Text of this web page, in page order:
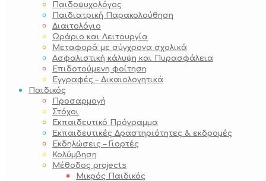
Παιδοψυχολόγος
Παιδιατρική Παρακολούθηση
Διαιτολόγιο
Ωράριο και Λειτουργία
Μεταφορά με σύγχρονα σχολικά
Ασφαλιστική κάλυψη και Πυρασφάλεια
Επιδοτούμενη φοίτηση
Εγγραφές – Δικαιολογητικά
Παιδικός
Προσαρμογή
Στόχοι
Εκπαιδευτικό Πρόγραμμα
Εκπαιδευτικές Δραστηριότητες & εκδρομές
Εκδηλώσεις – Γιορτές
Κολύμβηση
Μέθοδος projects
Μικρός Παιδικός